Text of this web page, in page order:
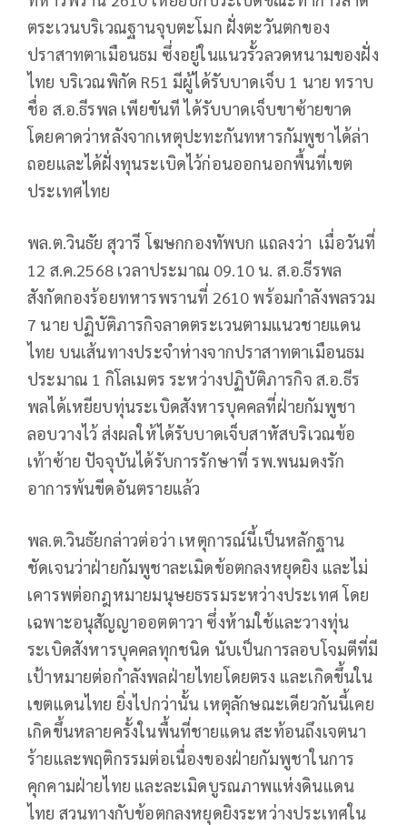
ตระเวนบริเวณฐานจุบตะโมก ฝั่งตะวันตกของ
ปราสาทตาเมือนธม ซึ่งอยู่ในแนวรั้วลวดหนามของฝั่ง
ไทย บริเวณพิกัด R51 มีผู้ได้รับบาดเจ็บ 1 นาย ทราบ
ชื่อ ส.อ.ธีรพล เพียขันที ได้รับบาดเจ็บขาซ้ายขาด
โดยคาดว่าหลังจากเหตุปะทะกันทหารกัมพูชาได้ล่า
ถอยและได้ฝั่งทุนระเบิดไว้ก่อนออกนอกพื้นที่เขต
ประเทศไทย
พล.ต.วินธัย สุวารี โฆษกกองทัพบก แถลงว่า เมื่อวันที่
12 ส.ค.2568 เวลาประมาณ 09.10 น. ส.อ.ธีรพล
สังกัดกองร้อยทหารพรานที่ 2610 พร้อมกำลังพลรวม
7 นาย ปฏิบัติภารกิจลาดตระเวนตามแนวชายแดน
ไทย บนเส้นทางประจำห่างจากปราสาทตาเมือนธม
ประมาณ 1 กิโลเมตร ระหว่างปฏิบัติภารกิจ ส.อ.ธีร
พลได้เหยียบทุ่นระเบิดสังหารบุคคลที่ฝ่ายกัมพูชา
ลอบวางไว้ ส่งผลให้ได้รับบาดเจ็บสาหัสบริเวณข้อ
เท้าซ้าย ปัจจุบันได้รับการรักษาที่ รพ.พนมดงรัก
อาการพ้นขีดอันตรายแล้ว
พล.ต.วินธัยกล่าวต่อว่า เหตุการณ์นี้เป็นหลักฐาน
ชัดเจนว่าฝ่ายกัมพูชาละเมิดข้อตกลงหยุดยิง และไม่
เคารพต่อกฎหมายมนุษยธรรมระหว่างประเทศ โดย
เฉพาะอนุสัญญาออตตาวา ซึ่งห้ามใช้และวางทุ่น
ระเบิดสังหารบุคคลทุกชนิด นับเป็นการลอบโจมตีที่มี
เป้าหมายต่อกำลังพลฝ่ายไทยโดยตรง และเกิดขึ้นใน
เขตแดนไทย ยิ่งไปกว่านั้น เหตุลักษณะเดียวกันนี้เคย
เกิดขึ้นหลายครั้งในพื้นที่ชายแดน สะท้อนถึงเจตนา
ร้ายและพฤติกรรมต่อเนื่องของฝ่ายกัมพูชาในการ
คุกคามฝ่ายไทย และละเมิดบูรณภาพแห่งดินแดน
ไทย สวนทางกับข้อตกลงหยุดยิงระหว่างประเทศใน